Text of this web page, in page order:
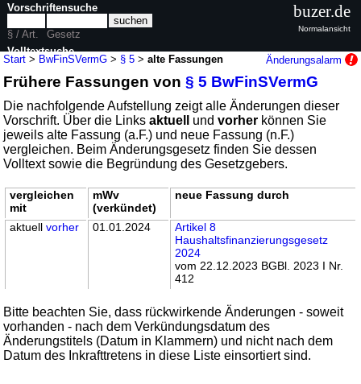
Start > BwFinSVermG > § 5 >alte Fassungen Änderungsalarm
Frühere Fassungen von§ 5 BwFinSVermG
Die nachfolgende Aufstellung zeigt alle Änderungen dieser
Vorschrift. Über die Linksaktuell undvorher können Sie
jeweils alte Fassung (a.F.) und neue Fassung (n.F.)
vergleichen. Beim Änderungsgesetz finden Sie dessen
Volltext sowie die Begründung des Gesetzgebers.
vergleichen
mit
mWv
(verkündet)
neue Fassung durch
aktuellvorher 01.01.2024
Artikel 8
Haushaltsfinanzierungsgesetz
2024
vom 22.12.2023 BGBl. 2023 I Nr.
412
Bitte beachten Sie, dass rückwirkende Änderungen - soweit
vorhanden - nach dem Verkündungsdatum des
Änderungstitels (Datum in Klammern) und nicht nach dem
Datum des Inkrafttretens in diese Liste einsortiert sind.
Vorschriftensuche
§ / Art.
Gesetz
Volltextsuche
nur in BwFinSVermG
buzer.de
Normalansicht